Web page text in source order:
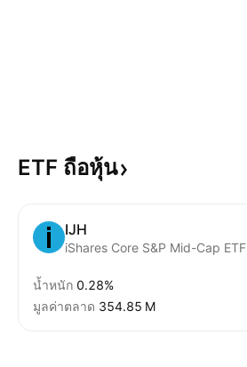
ETF ถือหุ้น
IJH
iShares Core S&P Mid-Cap ETF
น้ำหนัก 0.28%
มูลค่าตลาด ‪354.85 M‬